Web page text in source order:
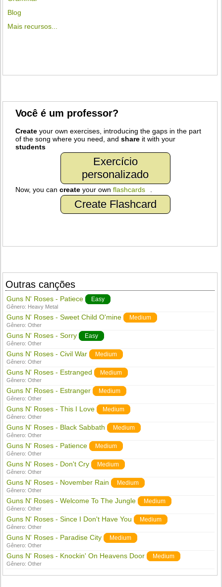
Blog
Mais recursos...
Você é um professor?
Create your own exercises, introducing the gaps in the part
of the song where you need, andshare it with your
students
Exercício
personalizado
Now, you cancreate your ownflashcards
Create Flashcard
Outras canções
Guns N' Roses - Patiece Easy
Gênero: Heavy Metal
Guns N' Roses - Sweet Child O'mine Medium
Gênero:Other
Guns N' Roses - Sorry Easy
Gênero:Other
Guns N' Roses - Civil War Medium
Gênero:Other
Guns N' Roses - Estranged Medium
Gênero:Other
Guns N' Roses - Estranger Medium
Gênero:Other
Guns N' Roses - This I Love Medium
Gênero:Other
Guns N' Roses - Black Sabbath Medium
Gênero:Other
Guns N' Roses - Patience Medium
Gênero:Other
Guns N' Roses - Don't Cry Medium
Gênero:Other
Guns N' Roses - November Rain Medium
Gênero:Other
Guns N' Roses - Welcome To The Jungle Medium
Gênero:Other
Guns N' Roses - Since I Don't Have You Medium
Gênero:Other
Guns N' Roses - Paradise City Medium
Gênero:Other
Guns N' Roses - Knockin' On Heavens Door Medium
Gênero:Other